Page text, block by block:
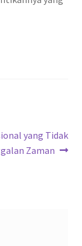
yang Tidak
Zaman